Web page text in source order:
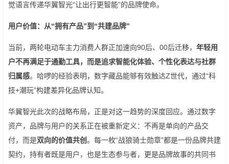
觉语言传递华翼智光“让出行更智能”的品牌使命。
用户价值：从“拥有产品”到“共建品牌”
当前，两轮电动车主力消费人群正加速向90后、00后迁移， 年轻用
户不再满足于通勤工具，而是追求智能化体验、个性化表达与社群
归属感。哈啰的经验表明，数字藏品能够有效触达Z世代，通过“科
技+潮玩”构建差异化品牌认知。
华翼智光此次的战略布局，正是对这一趋势的深度回应。通过数字
资产，品牌与用户的关系正在被重新定义：不再是单向的产品交
付，而是双向的价值共创。每一枚“战狼骑士勋章”都是一份品牌共建
契约，持有者既是用户，也是生态参与者，更是品牌故事的共同书